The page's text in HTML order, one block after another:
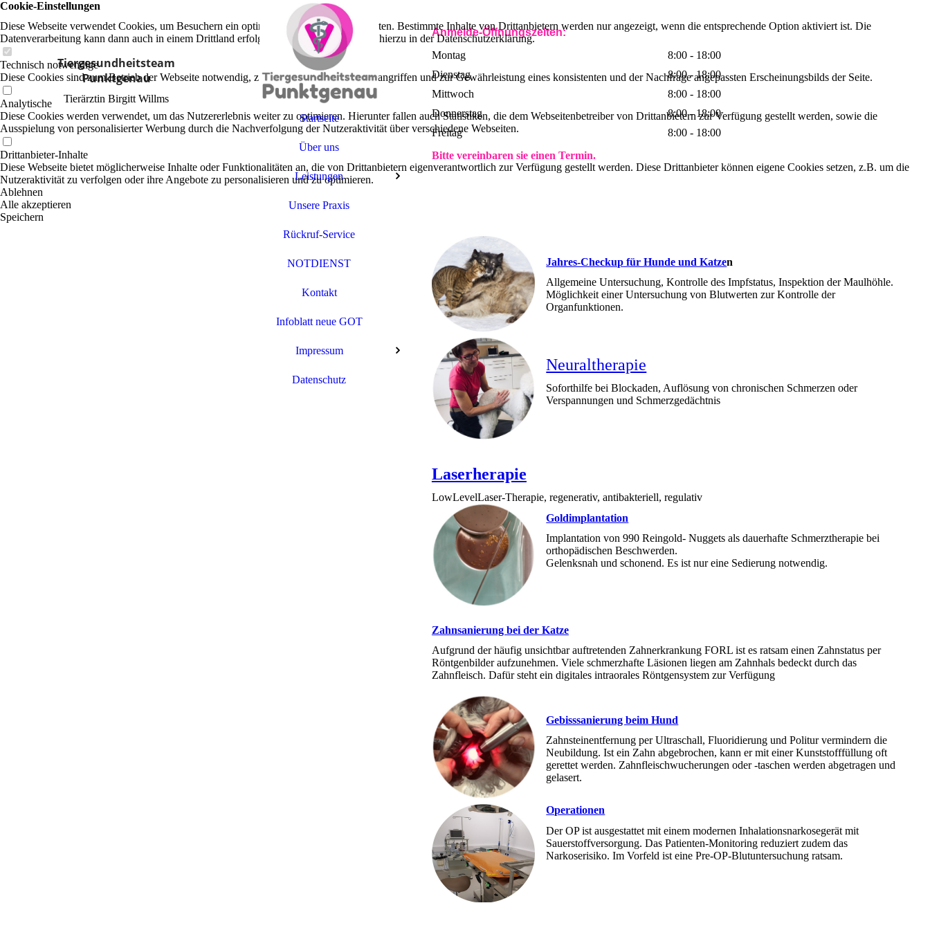
Tiergesundheitsteam
Punktgenau
Tierärztin Birgitt Willms
Startseite
Über uns
Leistungen
Unsere Praxis
Rückruf-Service
NOTDIENST
Kontakt
Infoblatt neue GOT
Impressum
Datenschutz
Anmelde-Öffnungszeiten:
Montag
8:00 - 18:00
Dienstag
8:00 - 18:00
Mittwoch
8:00 - 18:00
Donnerstag
8:00 - 18:00
Freitag
8:00 - 18:00
Bitte vereinbaren sie einen Termin.
Jahres-Checkup für Hunde und Katzen
Allgemeine Untersuchung, Kontrolle des Impfstatus, Inspektion der Maulhöhle.
Möglichkeit einer Untersuchung von Blutwerten zur Kontrolle der
Organfunktionen.
Neuraltherapie
Soforthilfe bei Blockaden, Auflösung von chronischen Schmerzen oder
Verspannungen und Schmerzgedächtnis
Laserherapie
LowLevelLaser-Therapie, regenerativ, antibakteriell, regulativ
Goldimplantation
Implantation von 990 Reingold- Nuggets als dauerhafte Schmerztherapie bei
orthopädischen Beschwerden.
Gelenksnah und schonend. Es ist nur eine Sedierung notwendig.
Zahnsanierung bei der Katze
Aufgrund der häufig unsichtbar auftretenden Zahnerkrankung FORL ist es ratsam einen Zahnstatus per
Röntgenbilder aufzunehmen. Viele schmerzhafte Läsionen liegen am Zahnhals bedeckt durch das
Zahnfleisch. Dafür steht ein digitales intraorales Röntgensystem zur Verfügung
Gebisssanierung beim Hund
Zahnsteinentfernung per Ultraschall, Fluoridierung und Politur vermindern die
Neubildung. Ist ein Zahn abgebrochen, kann er mit einer Kunststofffüllung oft
gerettet werden. Zahnfleischwucherungen oder -taschen werden abgetragen und
gelasert.
Operationen
Der OP ist ausgestattet mit einem modernen Inhalationsnarkosegerät mit
Sauerstoffversorgung. Das Patienten-Monitoring reduziert zudem das
Narkoserisiko. Im Vorfeld ist eine Pre-OP-Blutuntersuchung ratsam.
Cookie-Einstellungen
Diese Webseite verwendet Cookies, um Besuchern ein optimales Nutzererlebnis zu bieten. Bestimmte Inhalte von Drittanbietern werden nur angezeigt, wenn die entsprechende Option aktiviert ist. Die
Datenverarbeitung kann dann auch in einem Drittland erfolgen. Weitere Informationen hierzu in der Datenschutzerklärung.
Technisch notwendige
Diese Cookies sind zum Betrieb der Webseite notwendig, z.B. zum Schutz vor Hackerangriffen und zur Gewährleistung eines konsistenten und der Nachfrage angepassten Erscheinungsbilds der Seite.
Analytische
Diese Cookies werden verwendet, um das Nutzererlebnis weiter zu optimieren. Hierunter fallen auch Statistiken, die dem Webseitenbetreiber von Drittanbietern zur Verfügung gestellt werden, sowie die
Ausspielung von personalisierter Werbung durch die Nachverfolgung der Nutzeraktivität über verschiedene Webseiten.
Drittanbieter-Inhalte
Diese Webseite bietet möglicherweise Inhalte oder Funktionalitäten an, die von Drittanbietern eigenverantwortlich zur Verfügung gestellt werden. Diese Drittanbieter können eigene Cookies setzen, z.B. um die
Nutzeraktivität zu verfolgen oder ihre Angebote zu personalisieren und zu optimieren.
Ablehnen
Alle akzeptieren
Speichern